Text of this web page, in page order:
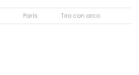
París Tiro con arco